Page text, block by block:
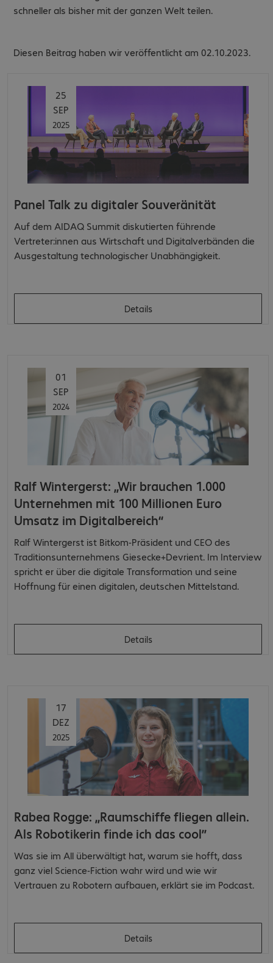
schneller als bisher mit der ganzen Welt teilen.
Diesen Beitrag haben wir veröffentlicht am 02.10.2023.
25
SEP
2025
Panel Talk zu digitaler Souveränität
Auf dem AIDAQ Summit diskutierten führende
Vertreter:innen aus Wirtschaft und Digitalverbänden die
Ausgestaltung technologischer Unabhängigkeit.
Details
01
SEP
2024
Ralf Wintergerst: „Wir brauchen 1.000
Unternehmen mit 100 Millionen Euro
Umsatz im Digitalbereich“
Ralf Wintergerst ist Bitkom-Präsident und CEO des
Traditionsunternehmens Giesecke+Devrient. Im Interview
spricht er über die digitale Transformation und seine
Hoffnung für einen digitalen, deutschen Mittelstand.
Details
17
DEZ
2025
Rabea Rogge: „Raumschiffe fliegen allein.
Als Robotikerin finde ich das cool”
Was sie im All überwältigt hat, warum sie hofft, dass
ganz viel Science-Fiction wahr wird und wie wir
Vertrauen zu Robotern aufbauen, erklärt sie im Podcast.
Details